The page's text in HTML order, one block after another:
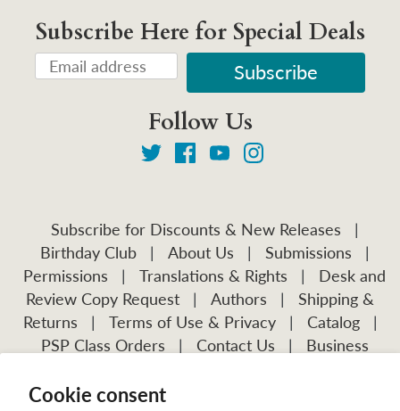
Cookie consent
Subscribe Here for Special Deals
Follow Us
Subscribe for Discounts & New Releases
|
Birthday Club
| About Us | Submissions
|
Permissions
| Translations & Rights |
Desk and
Review Copy Request
| Authors |
Shipping &
Returns
| Terms of Use & Privacy | Catalog
|
PSP Class Orders
| Contact Us |
Business
Visit Our Other Publications: